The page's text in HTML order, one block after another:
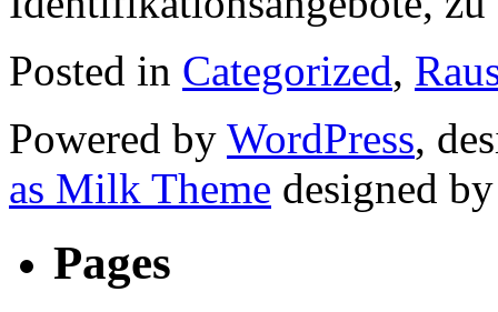
Posted in Categorized,
Powered by WordPress,
as Milk Theme designed
Pages